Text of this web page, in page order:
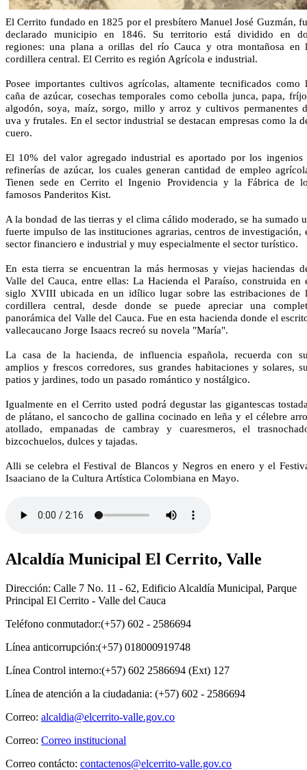
El Cerrito fundado en 1825 por el presbítero Manuel José Guzmán,
declarado municipio en 1846. Su territorio está dividido en
regiones: una plana a orillas del río Cauca y otra montañosa en
cordillera central. El Cerrito es región Agrícola e industrial.
Posee importantes cultivos agrícolas, altamente tecnificados como
caña de azúcar, cosechas temporales como cebolla junca, papa,
algodón, soya, maíz, sorgo, millo y arroz y cultivos permanentes
uva y frutales. En el sector industrial se destacan empresas como la
cuero.
El 10% del valor agregado industrial es aportado por los ingenios
refinerías de azúcar, los cuales generan cantidad de empleo
Tienen sede en Cerrito el Ingenio Providencia y la Fábrica de
famosos Panderitos Kist.
A la bondad de las tierras y el clima cálido moderado, se ha sumado
fuerte impulso de las instituciones agrarias, centros de investigación,
sector financiero e industrial y muy especialmente el sector turístico.
En esta tierra se encuentran la más hermosas y viejas haciendas
Valle del Cauca, entre ellas: La Hacienda el Paraíso, construida​ en
siglo XVIII ubicada en un idílico lugar sobre las estribaciones de
cordillera central, desde donde se puede apreciar una
panorámica del Valle del Cauca. Fue en esta hacienda donde el
vallecaucano Jorge Isaacs recreó su novela "María".
La casa de la hacienda, de influencia española, recuerda con
amplios y frescos corredores, sus grandes habitaciones y solares,
patios y jardines, todo un pasado romántico y nostálgico.
Igualmente en el Cerrito usted podrá degustar las gigantescas
de plátano, el sancocho de gallina cocinado en leña y el célebre
atollado, empanadas de cambray y cuaresmeros, el
bizcochuelos, dulces y tajadas.
Alli se celebra el Festival de Blancos y Negros en enero y el
Isaaciano de la Cultura Artística Colombiana en Mayo.
Alcaldía Municipal El Cerrito, Valle
Dirección: Calle 7 No. 11 - 62, Edificio Alcaldía Municipal, Parque
Principal El Cerrito - Valle del Cauca
Teléfono conmutador:(+57) 602 - 2586694
Línea anticorrupción:(+57) 018000919748
Línea Control interno:(+57) 602 2586694 (Ext) 127
Línea de atención a la ciudadania: (+57) 602 - 2586694
Correo: alcaldia@elcerrito-valle.gov.co
Correo: Correo institucional
Correo contácto: contactenos@elcerrito-valle.gov.co